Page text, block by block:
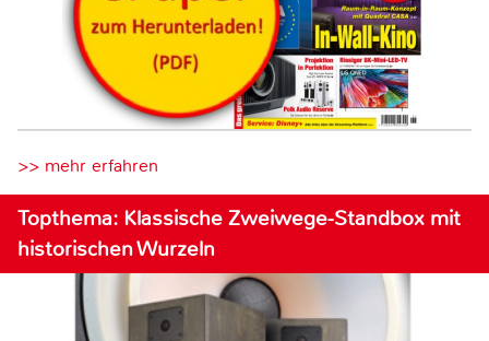
>> mehr erfahren
Topthema: Klassische Zweiwege-Standbox mit
historischen Wurzeln